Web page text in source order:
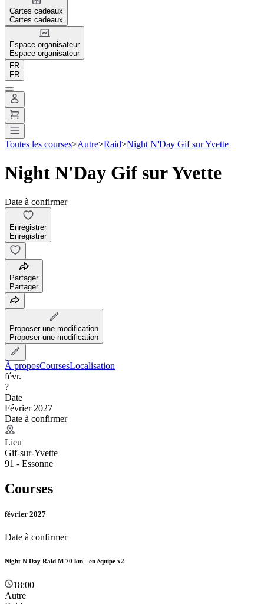
Cartes cadeaux
Cartes cadeaux
Espace organisateur
Espace organisateur
FR
FR
Toutes les courses>Autre>Raid>Night N'Day Gif sur Yvette
Night N'Day Gif sur Yvette
Date à confirmer
Enregistrer
Enregistrer
Partager
Partager
Proposer une modification
Proposer une modification
À proposCoursesLocalisation
févr.
?
Date
Février 2027
Date à confirmer
Lieu
Gif-sur-Yvette
91 - Essonne
Courses
février 2027
Date à confirmer
Night N'Day Raid M 70 km - en équipe x2
18:00
Autre